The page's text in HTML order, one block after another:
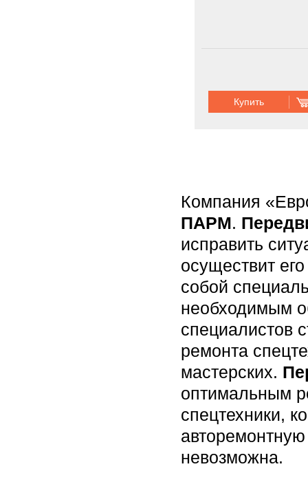
Купить
Компания
ПАРМ.
исправить
осуществит
собой
необходимым
специалистов
ремонта
мастерских.
оптимальным
спецтехники,
невозможна.